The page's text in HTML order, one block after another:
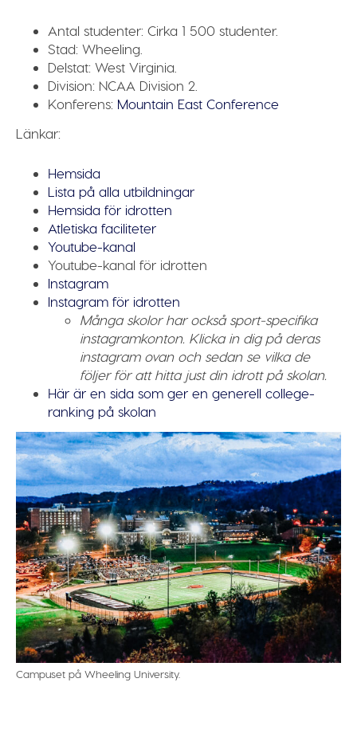
Antal studenter:Cirka 1 500 studenter.
Stad: Wheeling.
Delstat:West Virginia.
Division: NCAA Division 2.
Konferens: Mountain East Conference
Länkar:
Hemsida
Lista på alla utbildningar
Hemsida för idrotten
Atletiska faciliteter
Youtube-kanal
Youtube-kanal för idrotten
Instagram
Instagram för idrotten
Många skolor har också sport-specifika
instagramkonton. Klicka in dig på deras
instagram ovan och sedan se vilka de
följer för att hitta just din idrott på skolan.
Här är en sida som ger en generell college-
ranking på skolan
Campuset på Wheeling University.